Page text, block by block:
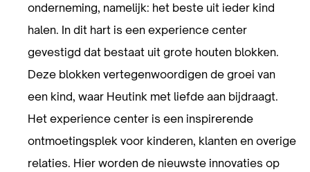
onderneming, namelijk: het beste uit ieder kind
halen. In dit hart is een experience center
gevestigd dat bestaat uit grote houten blokken.
Deze blokken vertegenwoordigen de groei van
een kind, waar Heutink met liefde aan bijdraagt.
Het experience center is een inspirerende
ontmoetingsplek voor kinderen, klanten en overige
relaties. Hier worden de nieuwste innovaties op